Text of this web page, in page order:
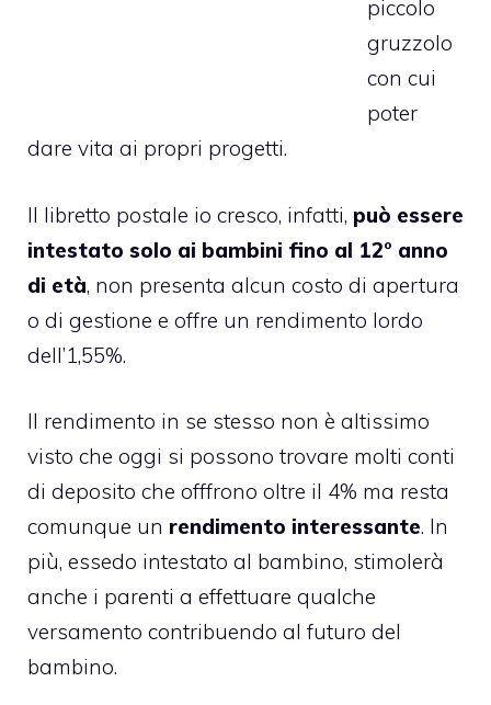
piccolo
gruzzolo
con cui
poter
dare vita ai propri progetti.
Il libretto postale io cresco, infatti, può essere
intestato solo ai bambini fino al 12° anno
di età, non presenta alcun costo di apertura
o di gestione e offre un rendimento lordo
dell’1,55%.
Il rendimento in se stesso non è altissimo
visto che oggi si possono trovare molti conti
di deposito che offfrono oltre il 4% ma resta
comunque un rendimento interessante. In
più, essedo intestato al bambino, stimolerà
anche i parenti a effettuare qualche
versamento contribuendo al futuro del
bambino.